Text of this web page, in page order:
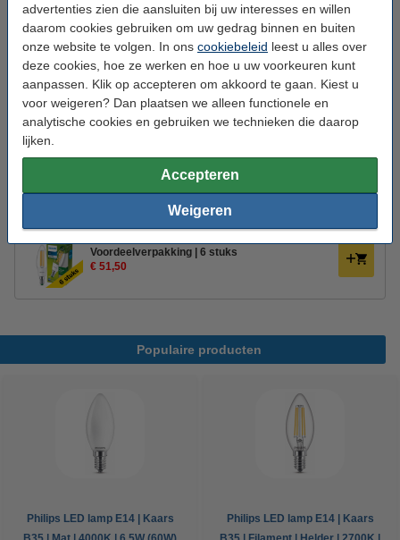
advertenties zien die aansluiten bij uw interesses en willen
daarom cookies gebruiken om uw gedrag binnen en buiten
onze website te volgen. In ons cookiebeleid leest u alles over
deze cookies, hoe ze werken en hoe u uw voorkeuren kunt
aanpassen. Klik op accepteren om akkoord te gaan. Kiest u
voor weigeren? Dan plaatsen we alleen functionele en
analytische cookies en gebruiken we technieken die daarop
lijken.
Accepteren
Weigeren
Beschermingsniveau: IP20
Branduren: 50.000 uur
Aan/uitschakelingen:
Energielabel: A
Extra info:
Voordeelverpakking | 6 stuks
€ 51,50
Populaire producten
Philips LED lamp E14 | Kaars
Philips LED lamp E14 | Kaars